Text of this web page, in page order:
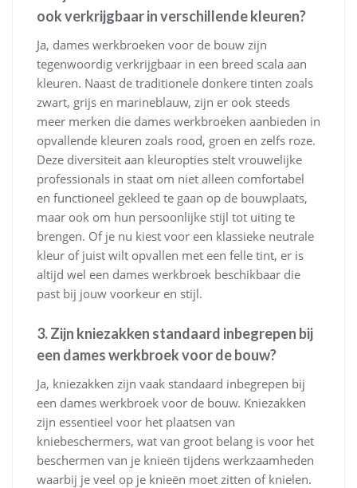
ook verkrijgbaar in verschillende kleuren?
Ja, dames werkbroeken voor de bouw zijn
tegenwoordig verkrijgbaar in een breed scala aan
kleuren. Naast de traditionele donkere tinten zoals
zwart, grijs en marineblauw, zijn er ook steeds
meer merken die dames werkbroeken aanbieden in
opvallende kleuren zoals rood, groen en zelfs roze.
Deze diversiteit aan kleuropties stelt vrouwelijke
professionals in staat om niet alleen comfortabel
en functioneel gekleed te gaan op de bouwplaats,
maar ook om hun persoonlijke stijl tot uiting te
brengen. Of je nu kiest voor een klassieke neutrale
kleur of juist wilt opvallen met een felle tint, er is
altijd wel een dames werkbroek beschikbaar die
past bij jouw voorkeur en stijl.
3. Zijn kniezakken standaard inbegrepen bij
een dames werkbroek voor de bouw?
Ja, kniezakken zijn vaak standaard inbegrepen bij
een dames werkbroek voor de bouw. Kniezakken
zijn essentieel voor het plaatsen van
kniebeschermers, wat van groot belang is voor het
beschermen van je knieën tijdens werkzaamheden
waarbij je veel op je knieën moet zitten of knielen.